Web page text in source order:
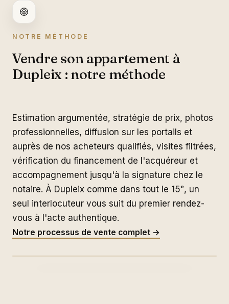
NOTRE MÉTHODE
Vendre son appartement à
Dupleix : notre méthode
Estimation argumentée, stratégie de prix, photos
professionnelles, diffusion sur les portails et
auprès de nos acheteurs qualifiés, visites filtrées,
vérification du financement de l'acquéreur et
accompagnement jusqu'à la signature chez le
notaire. À Dupleix comme dans tout le 15ᵉ, un
seul interlocuteur vous suit du premier rendez-
vous à l'acte authentique.
Notre processus de vente complet →
Dupleix